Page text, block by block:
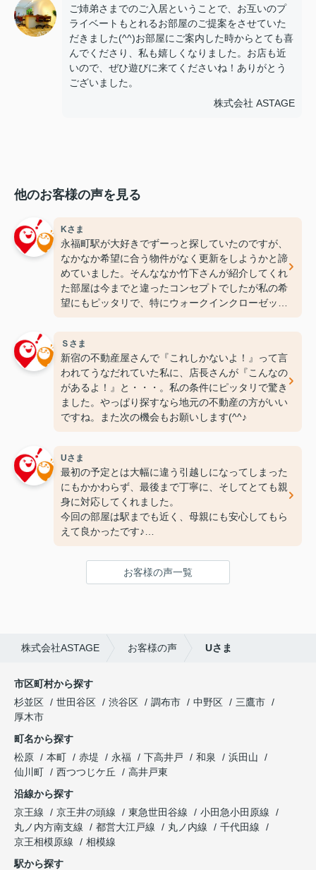
ご姉弟さまでのご入居ということで、お互いのプ
ライベートもとれるお部屋のご提案をさせていた
だきました(^^)お部屋にご案内した時からとても喜
んでくださり、私も嬉しくなりました。お店も近
いので、ぜひ遊びに来てくださいね！ありがとう
ございました。
株式会社 ASTAGE
他のお客様の声を見る
Kさま
永福町駅が大好きでずーっと探していたのですが、
なかなか希望に合う物件がなく更新をしようかと諦
めていました。そんななか竹下さんが紹介してくれ
た部屋は今までと違ったコンセプトでしたが私の希
望にもピッタリで、特にウォークインクローゼット
Ｓさま
新宿の不動産屋さんで『これしかないよ！』って言
われてうなだれていた私に、店長さんが『こんなの
があるよ！』と・・・。私の条件にピッタリで驚き
ました。やっぱり探すなら地元の不動産の方がいい
ですね。また次の機会もお願いします(^^♪
Uさま
最初の予定とは大幅に違う引越しになってしまった
にもかかわらず、最後まで丁寧に、そしてとても親
身に対応してくれました。
今回の部屋は駅までも近く、母親にも安心してもら
えて良かったです♪
ってます！
ありがとうございました(^^♪
お客様の声一覧
株式会社ASTAGE お客様の声 Uさま
市区町村から探す
杉並区
世田谷区 渋谷区 調布市 中野区
三鷹市
厚木市
町名から探す
松原
本町 赤堤 永福 下高井戸 和泉
浜田山
仙川町
西つつじケ丘
高井戸東
沿線から探す
京王線
京王井の頭線 東急世田谷線
小田急小田原線
丸ノ内方南支線
都営大江戸線 丸ノ内線
千代田線
京王相模原線
相模線
駅から探す